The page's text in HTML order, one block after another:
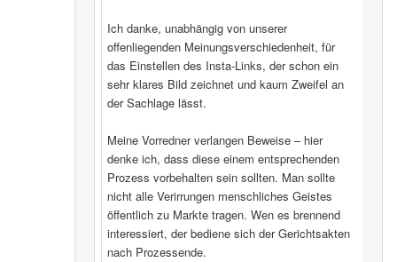
Ich danke, unabhängig von unserer
offenliegenden Meinungsverschiedenheit, für
das Einstellen des Insta-Links, der schon ein
sehr klares Bild zeichnet und kaum Zweifel an
der Sachlage lässt.
Meine Vorredner verlangen Beweise – hier
denke ich, dass diese einem entsprechenden
Prozess vorbehalten sein sollten. Man sollte
nicht alle Verirrungen menschliches Geistes
öffentlich zu Markte tragen. Wen es brennend
interessiert, der bediene sich der Gerichtsakten
nach Prozessende.